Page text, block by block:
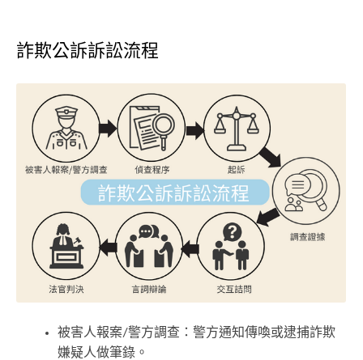
詐欺公訴訴訟流程
被害人報案/警方調查：警方通知傳喚或逮捕詐欺
嫌疑人做筆錄。